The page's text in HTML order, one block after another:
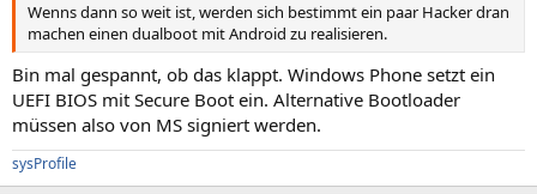
Wenns dann so weit ist, werden sich bestimmt ein paar Hacker dran
machen einen dualboot mit Android zu realisieren.
Bin mal gespannt, ob das klappt. Windows Phone setzt ein
UEFI BIOS mit Secure Boot ein. Alternative Bootloader
müssen also von MS signiert werden.
sysProfile